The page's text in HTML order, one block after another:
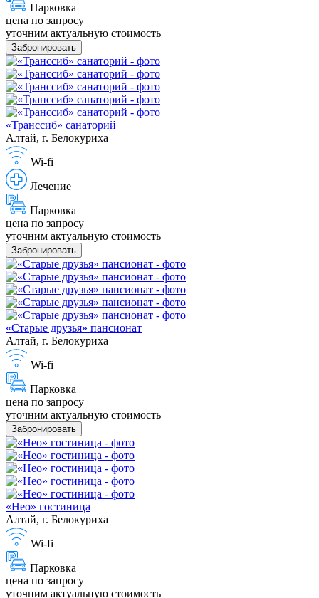
Парковка
цена по запросу
уточним актуальную стоимость
Забронировать
«Транссиб» санаторий
Алтай, г. Белокуриха
Wi-fi
Лечение
Парковка
цена по запросу
уточним актуальную стоимость
Забронировать
«Старые друзья» пансионат
Алтай, г. Белокуриха
Wi-fi
Парковка
цена по запросу
уточним актуальную стоимость
Забронировать
«Нео» гостиница
Алтай, г. Белокуриха
Wi-fi
Парковка
цена по запросу
уточним актуальную стоимость